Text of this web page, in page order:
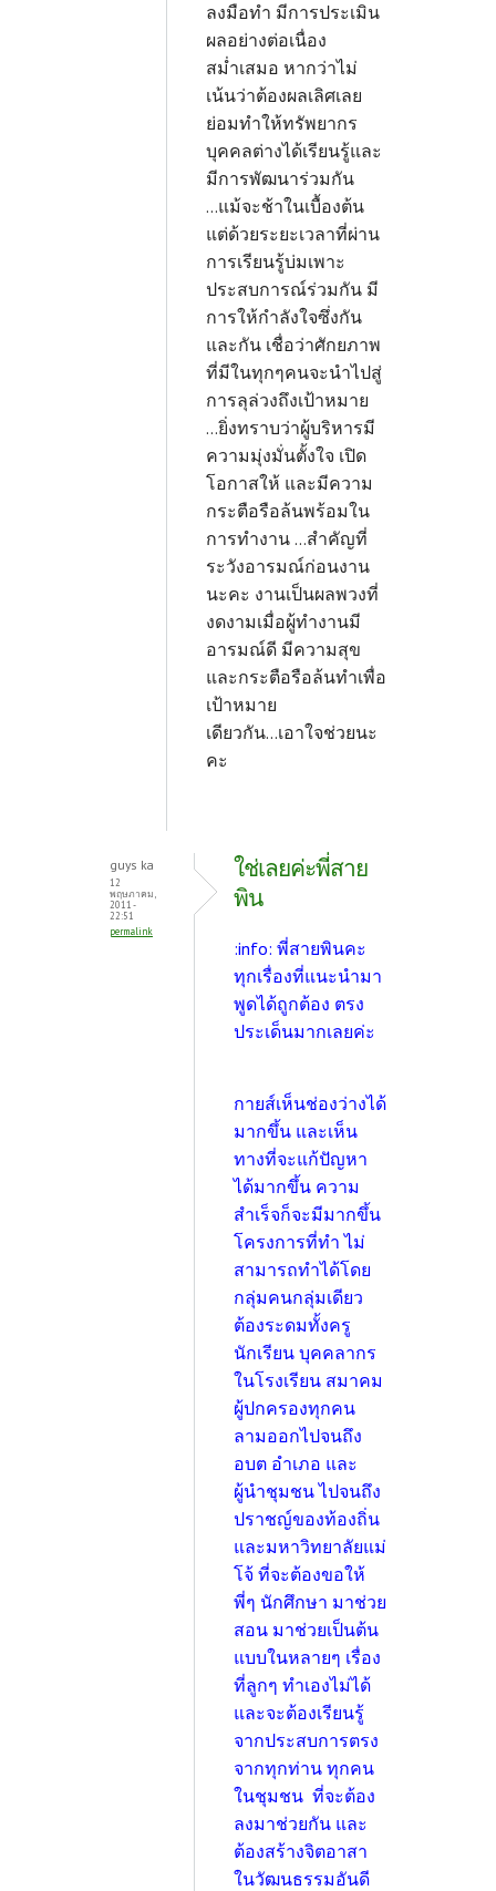
ลงมือทำ มีการประเมิน
ผลอย่างต่อเนื่อง
สม่ำเสมอ หากว่าไม่
เน้นว่าต้องผลเลิศเลย
ย่อมทำให้ทรัพยากร
บุคคลต่างได้เรียนรู้และ
มีการพัฒนาร่วมกัน
...แม้จะช้าในเบื้องต้น
แต่ด้วยระยะเวลาที่ผ่าน
การเรียนรู้บ่มเพาะ
ประสบการณ์ร่วมกัน มี
การให้กำลังใจซึ่งกัน
และกัน เชื่อว่าศักยภาพ
ที่มีในทุกๆคนจะนำไปสู่
การลุล่วงถึงเป้าหมาย
...ยิ่งทราบว่าผู้บริหารมี
ความมุ่งมั่นตั้งใจ เปิด
โอกาสให้ และมีความ
กระตือรือล้นพร้อมใน
การทำงาน ...สำคัญที่
ระวังอารมณ์ก่อนงาน
นะคะ งานเป็นผลพวงที่
งดงามเมื่อผู้ทำงานมี
อารมณ์ดี มีความสุข
และกระตือรือล้นทำเพื่อ
เป้าหมาย
เดียวกัน...เอาใจช่วยนะ
คะ
guys ka
12
พฤษภาคม,
2011 -
22:51
permalink
ใช่เลยค่ะพี่สาย
พิน
:info: พี่สายพินคะ
ทุกเรื่องที่แนะนำมา
พูดได้ถูกต้อง ตรง
ประเด็นมากเลยค่ะ
กายส์เห็นช่องว่างได้
มากขึ้น และเห็น
ทางที่จะแก้ปัญหา
ได้มากขึ้น ความ
สำเร็จก็จะมีมากขึ้น
โครงการที่ทำ ไม่
สามารถทำได้โดย
กลุ่มคนกลุ่มเดียว
ต้องระดมทั้งครู
นักเรียน บุคคลากร
ในโรงเรียน สมาคม
ผู้ปกครองทุกคน
ลามออกไปจนถึง
อบต อำเภอ และ
ผู้นำชุมชน ไปจนถึง
ปราชญ์ของท้องถิ่น
และมหาวิทยาลัยแม่
โจ้ ที่จะต้องขอให้
พี่ๆ นักศึกษา มาช่วย
สอน มาช่วยเป็นต้น
แบบในหลายๆ เรื่อง
ที่ลูกๆ ทำเองไม่ได้
และจะต้องเรียนรู้
จากประสบการตรง
จากทุกท่าน ทุกคน
ในชุมชน ที่จะต้อง
ลงมาช่วยกัน และ
ต้องสร้างจิตอาสา
ในวัฒนธรรมอันดี